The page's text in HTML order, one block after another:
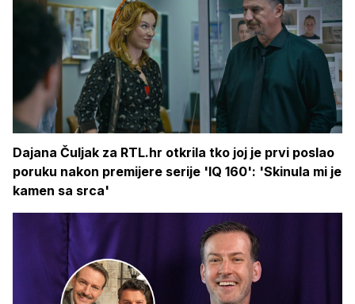
Dajana Čuljak za RTL.hr otkrila tko joj je prvi poslao
poruku nakon premijere serije 'IQ 160': 'Skinula mi je
kamen sa srca'